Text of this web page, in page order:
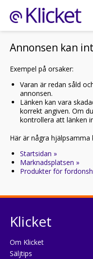
Annonsen kan
Exempel på orsaker:
Varan är redan såld
annonsen.
Länken kan vara
korrekt angiven. Om
kontrollera att länken
Här är några
Startsidan »
Marknadsplatsen »
Produkter för
Klicket
Om Klicket
Säljtips